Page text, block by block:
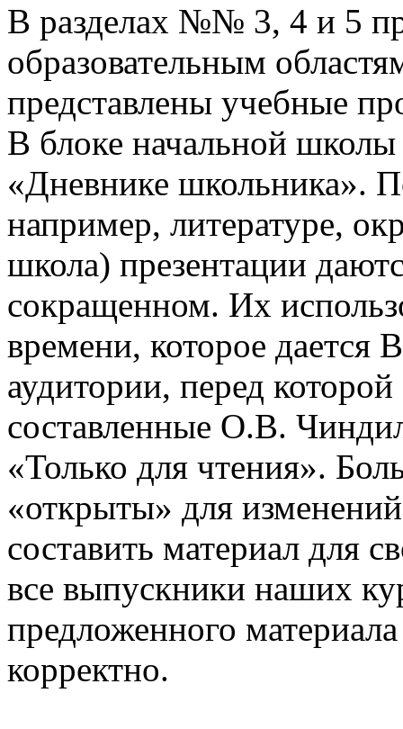
В разделах №№ 3, 4 и 5
образовательным
представлены учебные
В блоке начальной
«Дневнике школьника».
например, литературе,
школа) презентации
сокращенном. Их
времени, которое дается
аудитории, перед
составленные О.В.
«Только для чтения».
«открыты» для
составить материал для
все выпускники наших
предложенного
корректно.